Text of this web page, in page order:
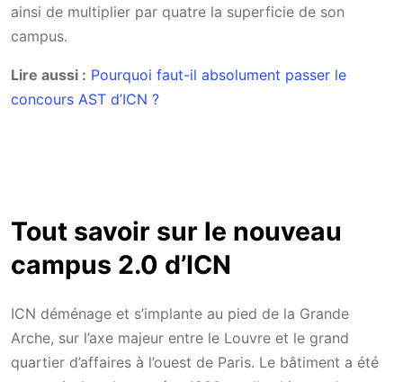
ainsi de multiplier par quatre la superficie de son
campus.
Lire aussi : Pourquoi faut-il absolument passer le
concours AST d’ICN ?
Tout savoir sur le nouveau
campus 2.0 d’ICN
ICN déménage et s’implante au pied de la Grande
Arche, sur l’axe majeur entre le Louvre et le grand
quartier d’affaires à l’ouest de Paris. Le bâtiment a été